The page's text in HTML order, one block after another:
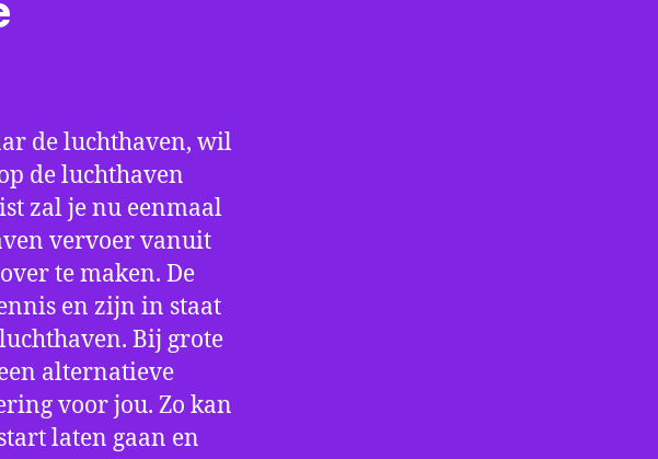
de luchthaven, wil
de luchthaven
zal je nu eenmaal
vervoer vanuit
te maken. De
en zijn in staat
Bij grote
alternatieve
voor jou. Zo kan
laten gaan en